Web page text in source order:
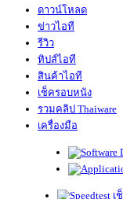
ดาวน์โหลด
ข่าวไอที
รีวิว
ทิปส์ไอที
สินค้าไอที
เช็ครอบหนัง
รวมคลิป Thaiware
เครื่องมือ
เ